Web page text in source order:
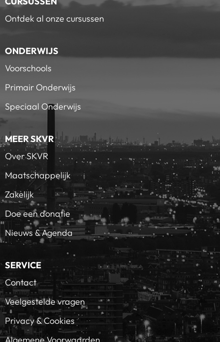
Ontdek al onze cursussen
ONDERWIJS
Voorschools
Primair Onderwijs
Speciaal Onderwijs
MEER SKVR
Over SKVR
Maatschappelijk
Zakelijk
Doe een donatie
Nieuws & Agenda
SERVICE
Contact
Veelgestelde vragen
Privacy & Cookies
Algemene Voorwaarden